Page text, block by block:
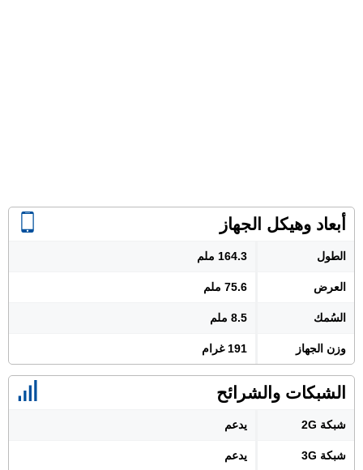
أبعاد وهيكل الجهاز
الطول 164.3 ملم
العرض 75.6 ملم
السُمك 8.5 ملم
وزن الجهاز 191 غرام
الشبكات والشرائح
شبكة 2G يدعم
شبكة 3G يدعم